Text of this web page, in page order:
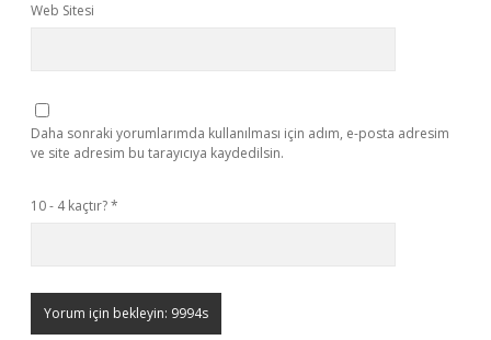
Web Sitesi
Daha sonraki yorumlarımda kullanılması için adım, e-posta adresim
ve site adresim bu tarayıcıya kaydedilsin.
10 - 4 kaçtır?*